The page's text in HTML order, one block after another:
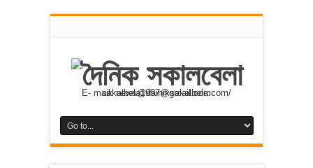
E- mail: news@dainiksakalbela.com/ sakalbela1997@gmail.com